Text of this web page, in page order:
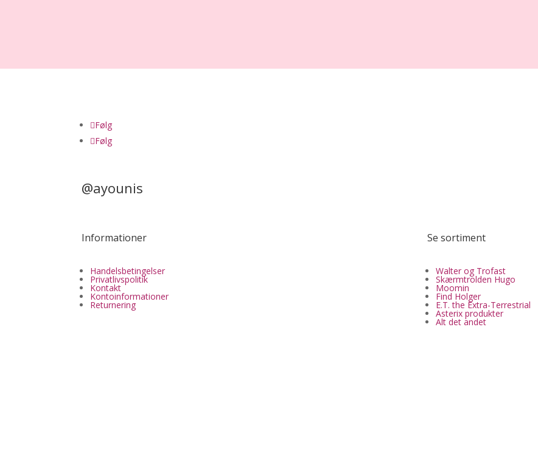
Følg
Følg
@ayounis
Informationer
Handelsbetingelser
Privatlivspolitik
Kontakt
Kontoinformationer
Returnering
Se sortiment
Walter og Trofast
Skærmtrolden Hugo
Moomin
Find Holger
E.T. the Extra-Terrestrial
Asterix produkter
Alt det andet